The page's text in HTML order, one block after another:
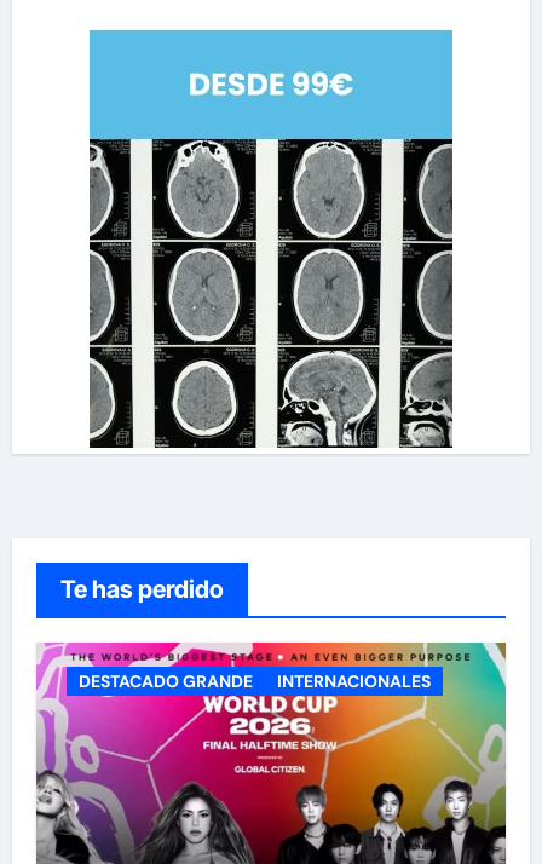
Te has perdido
DESTACADO GRANDE INTERNACIONALES